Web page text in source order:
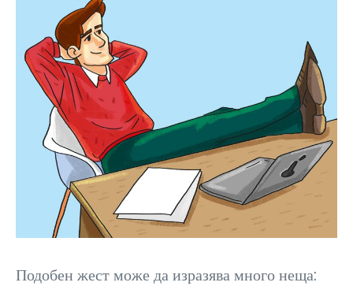
Подобен жест може да изразява много неща: